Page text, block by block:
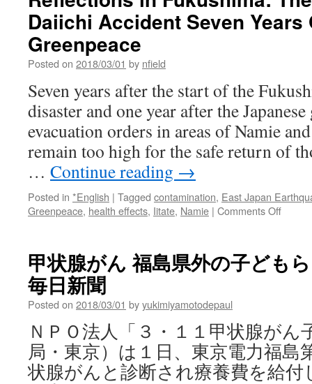
Daiichi Accident Seven Years
Greenpeace
Posted on 2018/03/01 by nfield
Seven years after the start of the
disaster and one year after the
evacuation orders in areas of Namie
remain too high for the safe return of
… Continue reading →
Posted in *English | Tagged contamination, East Japan
Greenpeace, health effects, Iitate, Namie | Comments Offon
The
Seven
Years
On
via
甲状腺がん 福島県外の子ども
毎日新聞
Posted on 2018/03/01 byyukimiyamotodepaul
ＮＰＯ法人「３・１１甲状腺がん
局・東京）は１日、東京電力福島
状腺がんと診断され療養費を給付